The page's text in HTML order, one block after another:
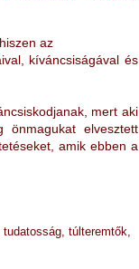
az
kíváncsiságával és
mert aki
önmagukat elvesztett
amik ebben a
tudatosság, túlteremtők,